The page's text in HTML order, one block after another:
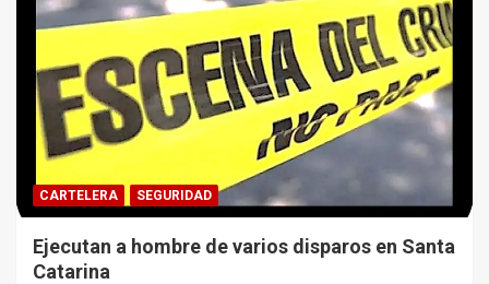
CARTELERA SEGURIDAD
Ejecutan a hombre de varios disparos en Santa
Catarina